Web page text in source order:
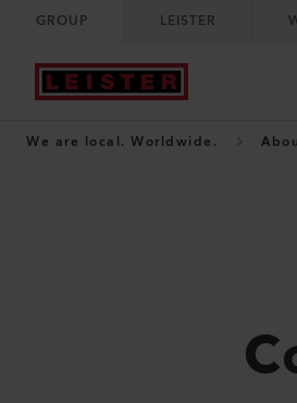
GROUP LEISTER
We are local. Worldwide.